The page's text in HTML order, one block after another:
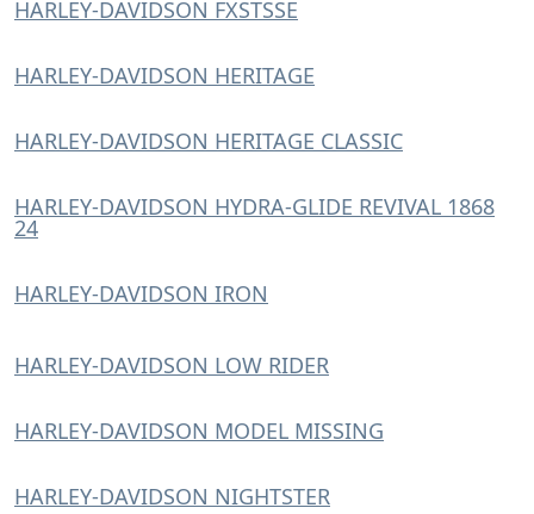
HARLEY-DAVIDSON FXSTSSE
HARLEY-DAVIDSON HERITAGE
HARLEY-DAVIDSON HERITAGE CLASSIC
HARLEY-DAVIDSON HYDRA-GLIDE REVIVAL 1868
24
HARLEY-DAVIDSON IRON
HARLEY-DAVIDSON LOW RIDER
HARLEY-DAVIDSON MODEL MISSING
HARLEY-DAVIDSON NIGHTSTER